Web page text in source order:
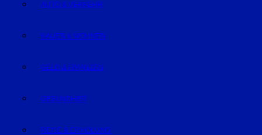
AUTO & VERKEHR
BAUEN & WOHNEN
GELD & FINANZEN
GESUNDHEIT
REISE & ERHOLUNG